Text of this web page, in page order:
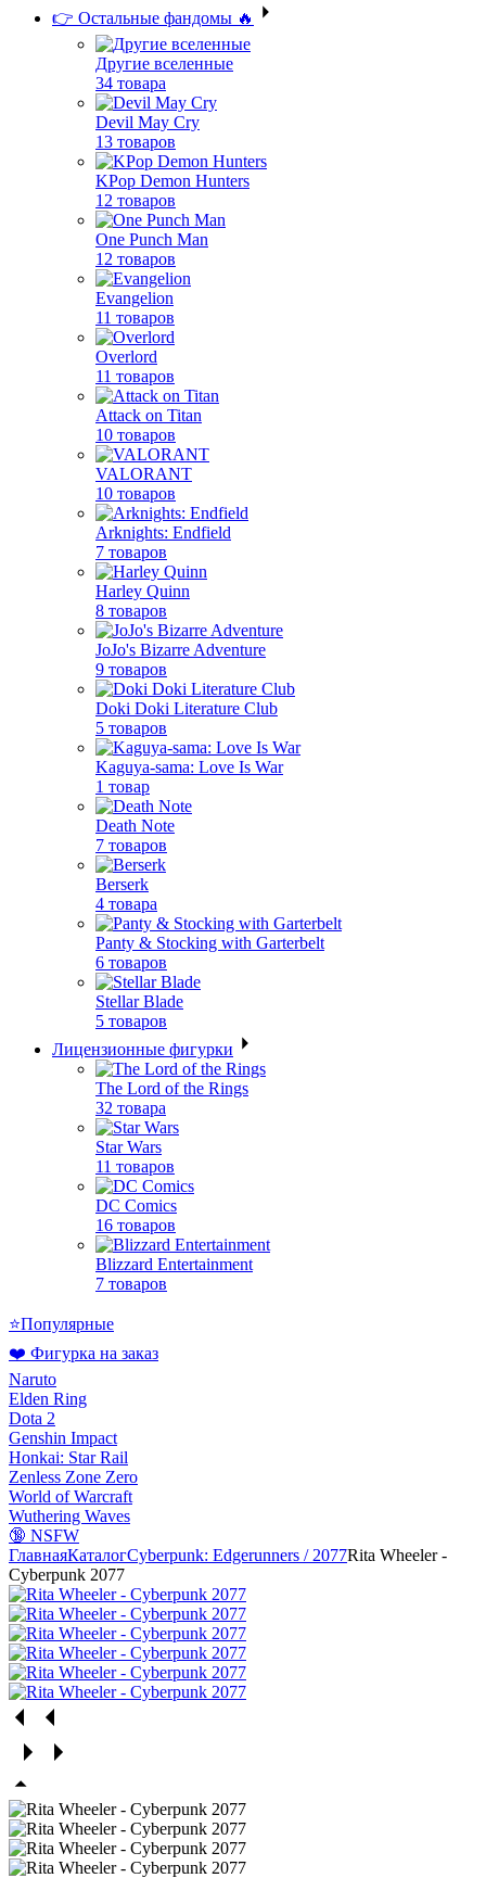
👉 Остальные фандомы 🔥
Другие вселенные
34 товара
Devil May Cry
13 товаров
KPop Demon Hunters
12 товаров
One Punch Man
12 товаров
Evangelion
11 товаров
Overlord
11 товаров
Attack on Titan
10 товаров
VALORANT
10 товаров
Arknights: Endfield
7 товаров
Harley Quinn
8 товаров
JoJo's Bizarre Adventure
9 товаров
Doki Doki Literature Club
5 товаров
Kaguya-sama: Love Is War
1 товар
Death Note
7 товаров
Berserk
4 товара
Panty & Stocking with Garterbelt
6 товаров
Stellar Blade
5 товаров
Лицензионные фигурки
The Lord of the Rings
32 товара
Star Wars
11 товаров
DC Comics
16 товаров
Blizzard Entertainment
7 товаров
⭐Популярные
❤️ Фигурка на заказ
Naruto
Elden Ring
Dota 2
Genshin Impact
Honkai: Star Rail
Zenless Zone Zero
World of Warcraft
Wuthering Waves
🔞 NSFW
ГлавнаяКаталогCyberpunk: Edgerunners / 2077Rita Wheeler -
Cyberpunk 2077